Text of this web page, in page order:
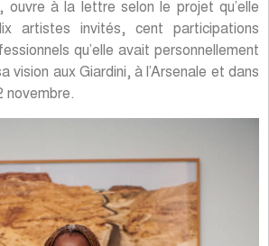
ouvre à la lettre selon le projet qu’elle
artistes invités, cent participations
qu’elle avait personnellement
vision aux Giardini, à l’Arsenale et dans
novembre.